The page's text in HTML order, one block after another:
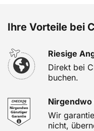
Ihre Vorteile bei
Riesige
Direkt bei
buchen.
Nirgendwo
Wir
nicht,